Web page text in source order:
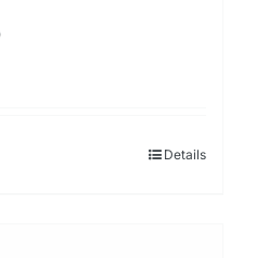
Details